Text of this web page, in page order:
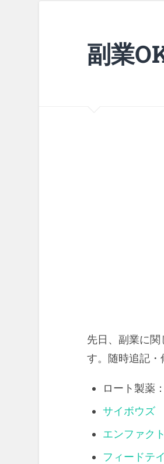
副業
先日、副業に関
す。随時追記・
ロート製薬：
サイボウズ
エンファク
フィードテ